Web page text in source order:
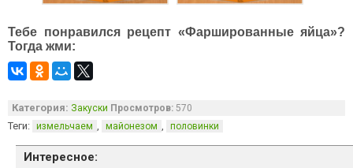
Тебе понравился рецепт «Фаршированные яйца»?
Тогда жми:
Категория: Закуски Просмотров: 570
Теги: измельчаем , майонезом , половинки
Интересное: